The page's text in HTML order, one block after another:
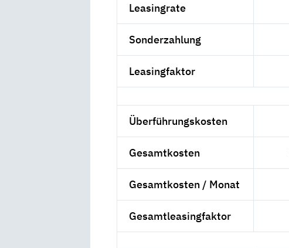
Leasingrate
Sonderzahlung
Leasingfaktor
Überführungskosten
Gesamtkosten
Gesamtkosten / Monat
Gesamtleasingfaktor